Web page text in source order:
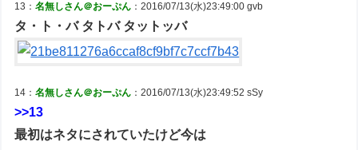
13：名無しさん＠おーぷん ：2016/07/13(水)23:49:00 gvb
タ・ト・バ タトバ タットッバ
14：名無しさん＠おーぷん ：2016/07/13(水)23:49:52 sSy
>>13
最初はネタにされていたけど今は